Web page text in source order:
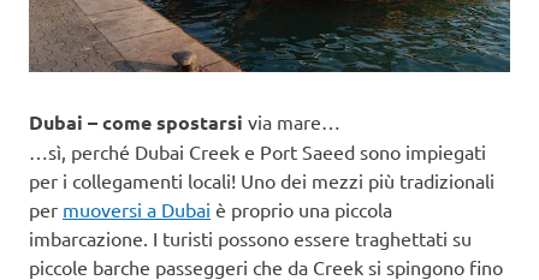
Dubai – come spostarsi via mare…
…sì, perché Dubai Creek e Port Saeed sono impiegati
per i collegamenti locali! Uno dei mezzi più tradizionali
per muoversi a Dubai è proprio una piccola
imbarcazione. I turisti possono essere traghettati su
piccole barche passeggeri che da Creek si spingono fino